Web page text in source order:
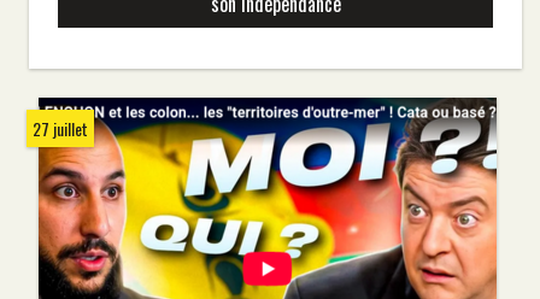
27 juillet